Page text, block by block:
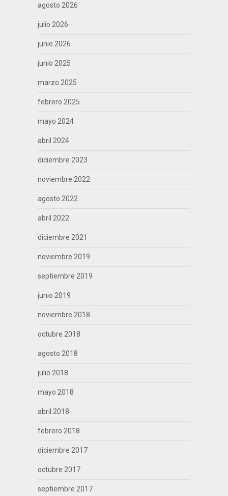
agosto 2026
julio 2026
junio 2026
junio 2025
marzo 2025
febrero 2025
mayo 2024
abril 2024
diciembre 2023
noviembre 2022
agosto 2022
abril 2022
diciembre 2021
noviembre 2019
septiembre 2019
junio 2019
noviembre 2018
octubre 2018
agosto 2018
julio 2018
mayo 2018
abril 2018
febrero 2018
diciembre 2017
octubre 2017
septiembre 2017